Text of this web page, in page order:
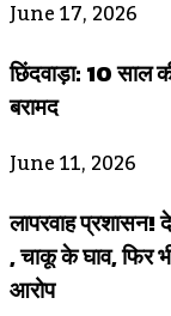
June 17, 2026
छिंदवाड़ा: 10 साल
बरामद
June 11, 2026
लापरवाह प्रशासन!
, चाकू के घाव, फिर
आरोप